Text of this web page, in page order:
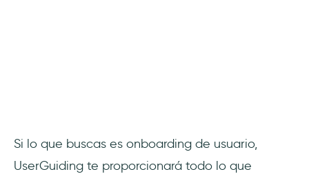
Si lo que buscas es onboarding de usuario,
UserGuiding te proporcionará todo lo que